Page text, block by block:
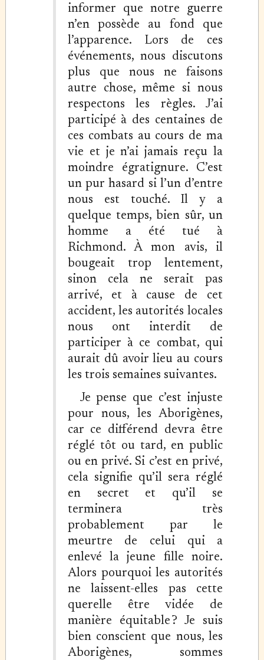
informer que notre guerre
n’en possède au fond que
l’apparence. Lors de ces
événements, nous discutons
plus que nous ne faisons
autre chose, même si nous
respectons les règles. J’ai
participé à des centaines de
ces combats au cours de ma
vie et je n’ai jamais reçu la
moindre égratignure. C’est
un pur hasard si l’un d’entre
nous est touché. Il y a
quelque temps, bien sûr, un
homme a été tué à
Richmond. À mon avis, il
bougeait trop lentement,
sinon cela ne serait pas
arrivé, et à cause de cet
accident, les autorités locales
nous ont interdit de
participer à ce combat, qui
aurait dû avoir lieu au cours
les trois semaines suivantes.
Je pense que c’est injuste
pour nous, les Aborigènes,
car ce différend devra être
réglé tôt ou tard, en public
ou en privé. Si c’est en privé,
cela signifie qu’il sera réglé
en secret et qu’il se
terminera très
probablement par le
meurtre de celui qui a
enlevé la jeune fille noire.
Alors pourquoi les autorités
ne laissent-elles pas cette
querelle être vidée de
manière équitable ? Je suis
bien conscient que nous, les
Aborigènes, sommes